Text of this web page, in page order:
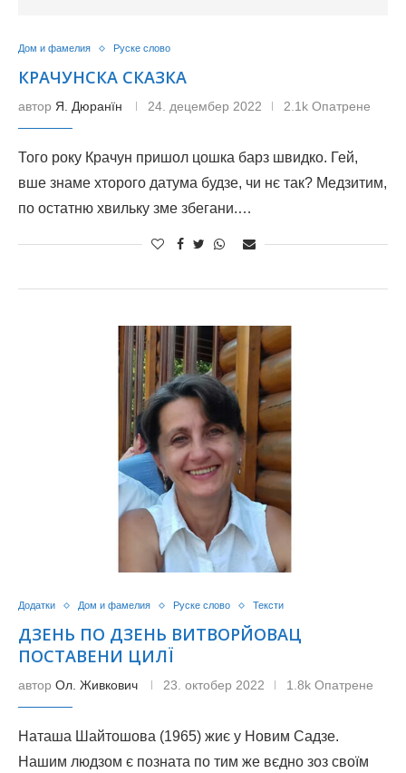
Дом и фамелия Руске слово
КРАЧУНСКА СКАЗКА
автор Я. Дюранїн 24. децембер 2022 2.1k Опатрене
Того року Крачун пришол цошка барз швидко. Гей,
вше знаме хторого датума будзе, чи нє так? Медзитим,
по остатню хвильку зме збегани.…
Додатки Дом и фамелия Руске слово Тексти
ДЗЕНЬ ПО ДЗЕНЬ ВИТВОРЙОВАЦ
ПОСТАВЕНИ ЦИЛЇ
автор Ол. Живкович 23. октобер 2022 1.8k Опатрене
Наташа Шайтошова (1965) жиє у Новим Садзе.
Нашим людзом є позната по тим же вєдно зоз своїм